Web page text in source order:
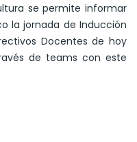
se permite informar
la jornada de Inducción
Docentes de hoy
de teams con este